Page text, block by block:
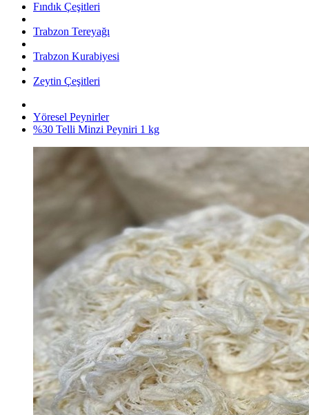
Fındık Çeşitleri
Trabzon Tereyağı
Trabzon Kurabiyesi
Zeytin Çeşitleri
Yöresel Peynirler
%30 Telli Minzi Peyniri 1 kg